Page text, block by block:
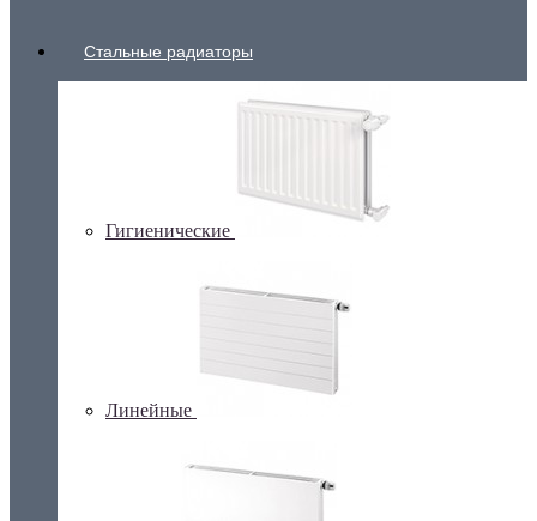
Стальные радиаторы
Гигиенические
Линейные